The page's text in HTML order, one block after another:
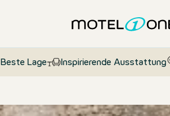
Beste Lage Inspirierende Ausstattung